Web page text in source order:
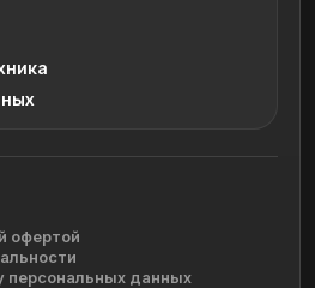
офертой
персональных данных